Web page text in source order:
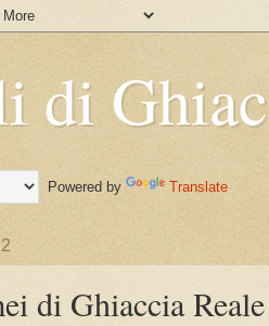
di
Powered by Translate
di Ghiaccia Reale